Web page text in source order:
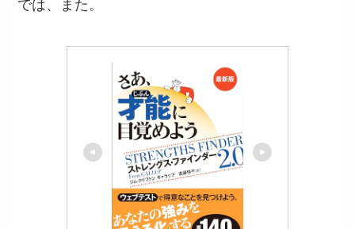
では、また。